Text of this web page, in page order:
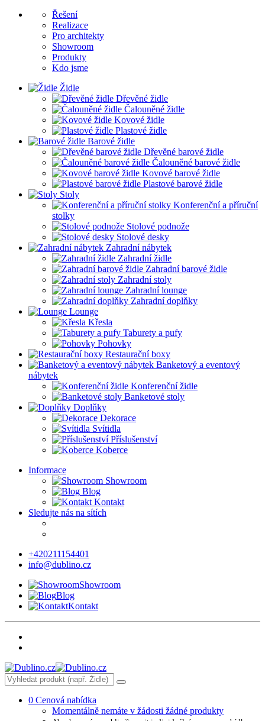
Řešení
Realizace
Pro architekty
Showroom
Produkty
Kdo jsme
Židle
Dřevěné židle
Čalouněné židle
Kovové židle
Plastové židle
Barové židle
Dřevěné barové židle
Čalouněné barové židle
Kovové barové židle
Plastové barové židle
Stoly
Konferenční a příruční
stolky
Stolové podnože
Stolové desky
Zahradní nábytek
Zahradní židle
Zahradní barové židle
Zahradní stoly
Zahradní lounge
Zahradní doplňky
Lounge
Křesla
Taburety a pufy
Pohovky
Restaurační boxy
Banketový a eventový
nábytek
Konferenční židle
Banketové stoly
Doplňky
Dekorace
Svítidla
Příslušenství
Koberce
Informace
Showroom
Blog
Kontakt
Sledujte nás na sítích
+420211154401
info@dublino.cz
Showroom
Blog
Kontakt
0 Cenová nabídka
Momentálně nemáte v žádosti žádné produkty